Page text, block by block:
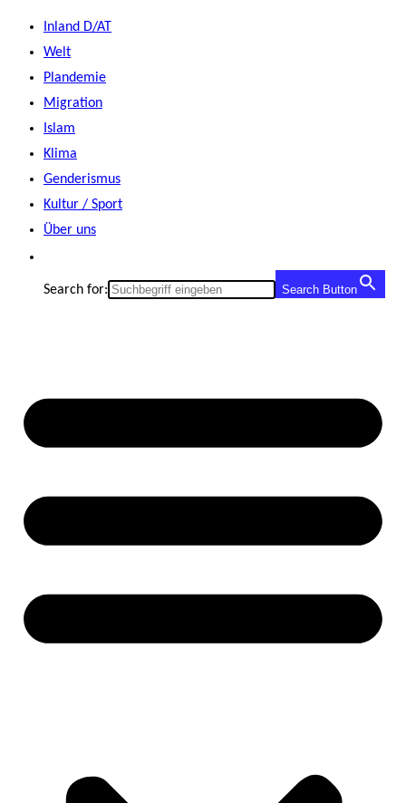
Zum
Inhalt
springen
Inland D/AT
Welt
Plandemie
Migration
Islam
Klima
Genderismus
Kultur / Sport
Über uns
Search for: Search Button